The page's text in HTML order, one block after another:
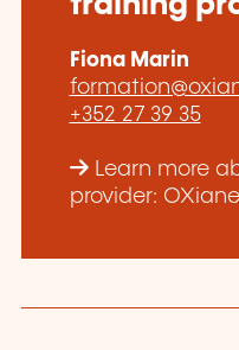
Fiona Marin
+352 27 39 35
Learn more
provider: